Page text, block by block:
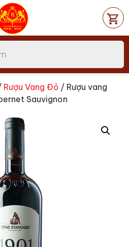
Rượu Vang Đỏ / Rượu vang
Sauvignon